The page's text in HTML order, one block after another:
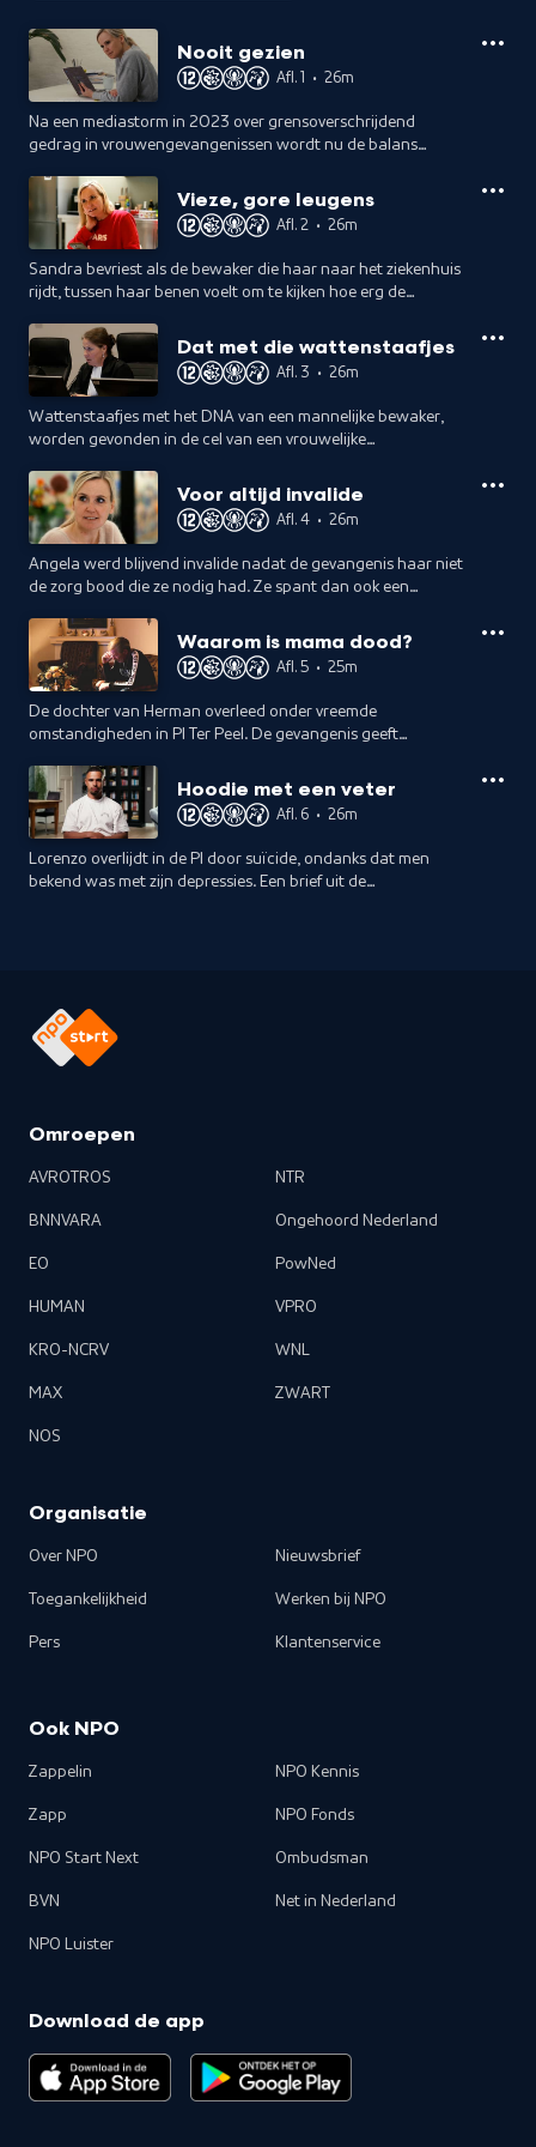
Nooit gezien
Afl. 1 • 26m
Na een mediastorm in 2023 over grensoverschrijdend
gedrag in vrouwengevangenissen wordt nu de balans
het veiliger te maken 'binnen'?Vieze, gore leugens
Afl. 2 • 26m
Sandra bevriest als de bewaker die haar naar het ziekenhuis
rijdt, tussen haar benen voelt om te kijken hoe erg de
zich voor als haar partner.Dat met die wattenstaafjes
Afl. 3 • 26m
Wattenstaafjes met het DNA van een mannelijke bewaker,
worden gevonden in de cel van een vrouwelijke
de rechter denkt daar anders over.
Voor altijd invalide
Afl. 4 • 26m
Angela werd blijvend invalide nadat de gevangenis haar niet
de zorg bood die ze nodig had. Ze spant dan ook een
Waarom is mama dood?
Afl. 5 • 25m
De dochter van Herman overleed onder vreemde
omstandigheden in PI Ter Peel. De gevangenis geeft
bloed en waaraan is ze nu precies overleden?
Hoodie met een veter
Afl. 6 • 26m
Lorenzo overlijdt in de PI door suïcide, ondanks dat men
bekend was met zijn depressies. Een brief uit de
Omroepen
AVROTROS
BNNVARA
EO
HUMAN
KRO-NCRV
MAX
NOS
NTR
Ongehoord Nederland
PowNed
VPRO
WNL
ZWART
Organisatie
Over NPO
Toegankelijkheid
Pers
Nieuwsbrief
Werken bij NPO
Klantenservice
Ook NPO
Zappelin
Zapp
NPO Start Next
BVN
NPO Luister
NPO Kennis
NPO Fonds
Ombudsman
Net in Nederland
Download de app